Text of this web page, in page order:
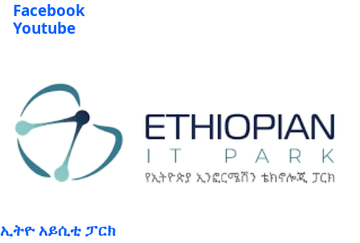
Facebook
Youtube
ኢትዮ አይሲቲ ፓርክ